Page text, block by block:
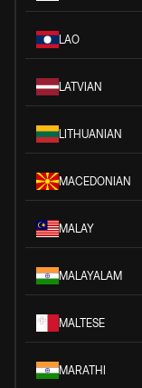
LAO
LATVIAN
LITHUANIAN
MACEDONIAN
MALAY
MALAYALAM
MALTESE
MARATHI